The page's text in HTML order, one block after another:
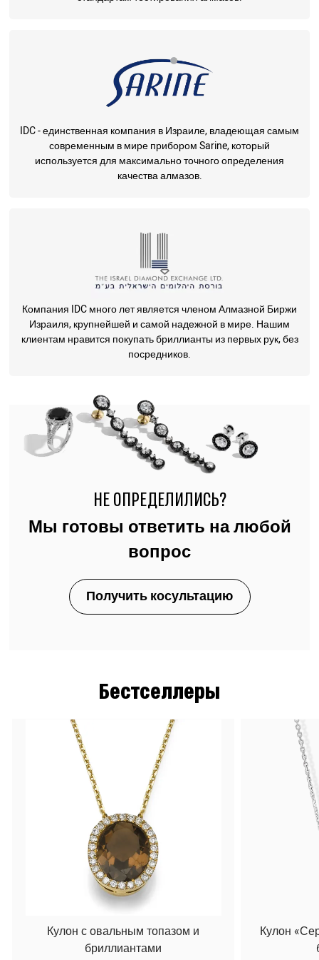
IDC - единственная компания в Израиле, владеющая самым
современным в мире прибором Sarine, который
используется для максимально точного определения
качества алмазов.
Компания IDC много лет является членом Алмазной Биржи
Израиля, крупнейшей и самой надежной в мире. Нашим
клиентам нравится покупать бриллианты из первых рук, без
посредников.
Бестселлеры
Кулон
Кулон с овальным топазом и
бриллиантами
НЕ ОПРЕДЕЛИЛИСЬ?
Мы готовы ответить на любой
вопрос
Получить косультацию